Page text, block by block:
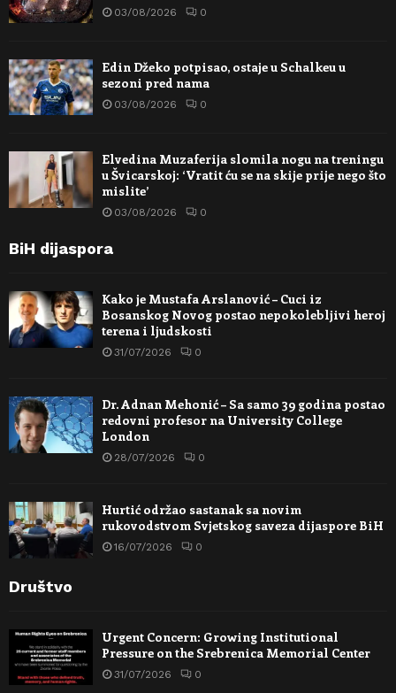
03/08/2026 0
Edin Džeko potpisao, ostaje u Schalkeu u
sezoni pred nama
03/08/2026 0
Elvedina Muzaferija slomila nogu na treningu
u Švicarskoj: ‘Vratit ću se na skije prije nego što
mislite’
03/08/2026 0
BiH dijaspora
Kako je Mustafa Arslanović – Cuci iz
Bosanskog Novog postao nepokolebljivi heroj
terena i ljudskosti
31/07/2026 0
Dr. Adnan Mehonić – Sa samo 39 godina postao
redovni profesor na University College
London
28/07/2026 0
Hurtić održao sastanak sa novim
rukovodstvom Svjetskog saveza dijaspore BiH
16/07/2026 0
Društvo
Urgent Concern: Growing Institutional
Pressure on the Srebrenica Memorial Center
31/07/2026 0